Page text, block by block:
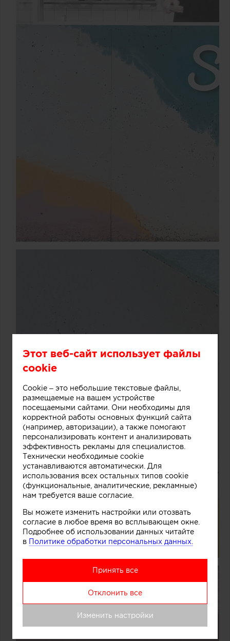
Этот веб-сайт использует файлы
cookie
Cookie – это небольшие текстовые файлы,
размещаемые на вашем устройстве
посещаемыми сайтами. Они необходимы для
корректной работы основных функций сайта
(например, авторизации), а также помогают
персонализировать контент и анализировать
эффективность рекламы для специалистов.
Технически необходимые cookie
устанавливаются автоматически. Для
использования всех остальных типов cookie
(функциональные, аналитические, рекламные)
нам требуется ваше согласие.
Вы можете изменить настройки или отозвать
согласие в любое время во всплывающем окне.
Подробнее об использовании данных читайте
в Политике обработки персональных данных.
Принять все
Отклонить все
Изменить настройки